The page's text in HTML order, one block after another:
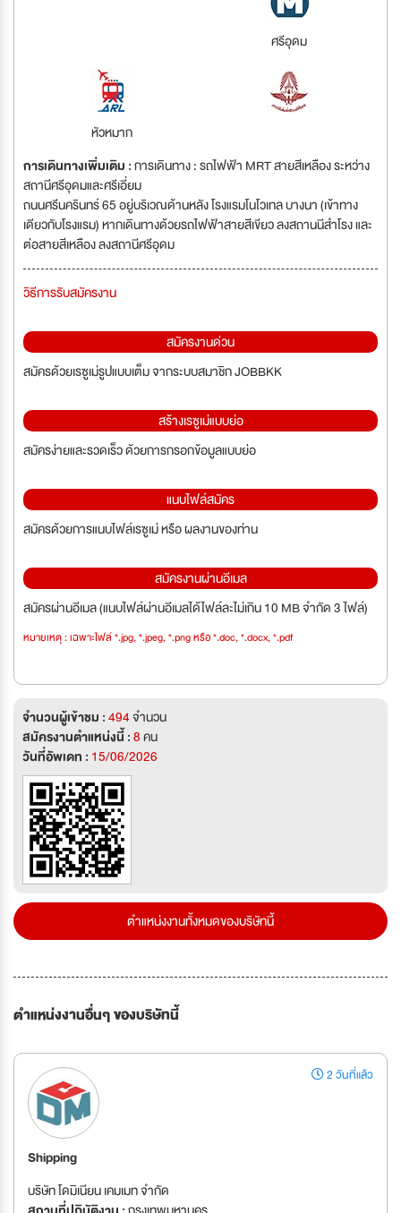
ศรีอุดม
หัวหมาก
การเดินทางเพิ่มเติม :การเดินทาง : รถไฟฟ้า MRT สายสีเหลือง ระหว่าง
สถานีศรีอุดมและศรีเอี่ยม
ถนนศรีนครินทร์ 65 อยู่บริเวณด้านหลัง โรงแรมโนโวเทล บางนา (เข้าทาง
เดียวกับโรงแรม) หากเดินทางด้วยรถไฟฟ้าสายสีเขียว ลงสถานนีสำโรง และ
ต่อสายสีเหลือง ลงสถานีศรีอุดม
วิธีการรับสมัครงาน
สมัครงานด่วน
สมัครด้วยเรซูเม่รูปแบบเต็ม จากระบบสมาชิก JOBBKK
สร้างเรซูเม่แบบย่อ
สมัครง่ายและรวดเร็ว ด้วยการกรอกข้อมูลแบบย่อ
แนบไฟล์สมัคร
สมัครด้วยการแนบไฟล์เรซูเม่ หรือ ผลงานของท่าน
สมัครงานผ่านอีเมล
สมัครผ่านอีเมล (แนบไฟล์ผ่านอีเมลได้ไฟล์ละไม่เกิน 10 MB จำกัด 3 ไฟล์)
หมายเหตุ : เฉพาะไฟล์ *.jpg, *.jpeg, *.png หรือ *.doc, *.docx, *.pdf
จำนวนผู้เข้าชม :494จำนวน
สมัครงานตำแหน่งนี้ :8คน
วันที่อัพเดท : 15/06/2026
ตำแหน่งงานทั้งหมดของบริษัทนี้
ตำแหน่งงานอื่นๆ ของบริษัทนี้
2 วันที่แล้ว
Shipping
บริษัท โดมิเนียน เคมเมท จำกัด